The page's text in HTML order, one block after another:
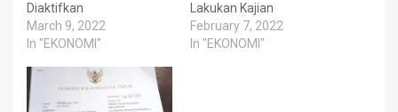
Diaktifkan
March 9, 2022
In "EKONOMI"
Lakukan Kajian
February 7, 2022
In "EKONOMI"